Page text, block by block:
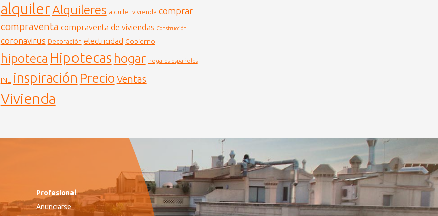
alquilerAlquileres alquiler vivienda comprar
compraventa compraventa de viviendas Construcción
coronavirus Decoración electricidad Gobierno
hipoteca Hipotecas hogar hogares españoles
INE inspiración Precio Ventas
Vivienda
Profesional
Anunciarse